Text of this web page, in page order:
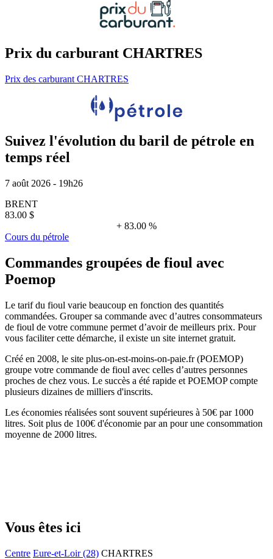
Prix du carburant CHARTRES
Prix des carburant CHARTRES
Suivez l'évolution du baril de pétrole en
temps réel
7 août 2026 - 19h26
BRENT
83.00 $
+ 83.00 %
Cours du pétrole
Commandes groupées de fioul avec
Poemop
Le tarif du fioul varie beaucoup en fonction des quantités
commandées. Grouper sa commande avec d’autres consommateurs
de fioul de votre commune permet d’avoir de meilleurs prix. Pour
vous faciliter cette démarche, il existe un site internet gratuit.
Créé en 2008, le site plus-on-est-moins-on-paie.fr (POEMOP)
groupe votre commande de fioul avec celles d’autres personnes
proches de chez vous. Le succès a été rapide et POEMOP compte
plusieurs dizaines de milliers d'inscrits.
Les économies réalisées sont souvent supérieures à 50€ par 1000
litres. Soit plus de 100€ d'économie par an pour une consommation
moyenne de 2000 litres.
Vous êtes ici
Centre Eure-et-Loir (28) CHARTRES